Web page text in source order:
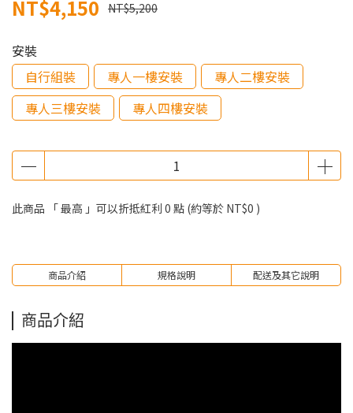
NT$4,150 NT$5,200
安裝
自行組裝
專人一樓安裝
專人二樓安裝
專人三樓安裝
專人四樓安裝
此商品 「 最高 」可以折抵紅利 0 點 (約等於 NT$0 )
商品介紹 規格說明 配送及其它說明
商品介紹